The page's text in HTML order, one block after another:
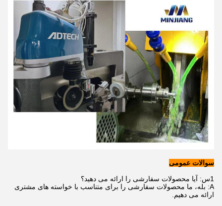
سوالات عمومی
1س: آیا محصولات سفارشی را ارائه می دهید؟
A: بله، ما محصولات سفارشی را برای متناسب با خواسته های مشتری
ارائه می دهیم.